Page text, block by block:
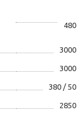
480
3000
3000
380 / 50
2850